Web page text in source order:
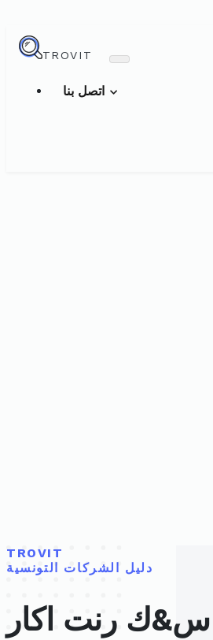
TROVIT
TROVIT
دليل الشركات التونسية
س&ك رنت اكار